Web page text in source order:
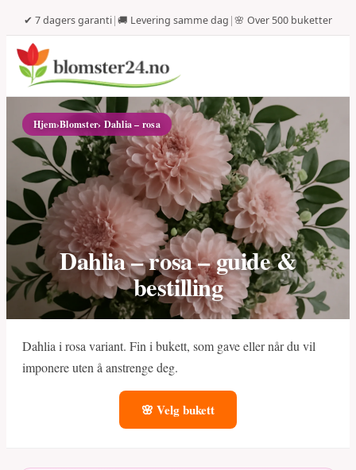
✔ 7 dagers garanti|🚚 Levering samme dag |🌸 Over 500 buketter
Hjem›Blomster› Dahlia – rosa
Dahlia – rosa – guide &
bestilling
Dahlia i rosa variant. Fin i bukett, som gave eller når du vil
imponere uten å anstrenge deg.
🌸 Velg bukett